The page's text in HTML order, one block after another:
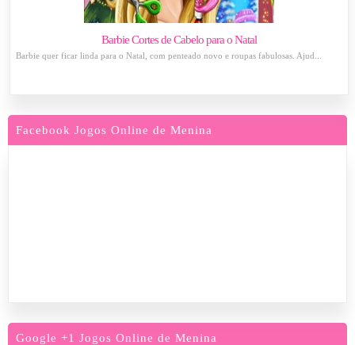
Barbie Cortes de Cabelo para o Natal
Barbie quer ficar linda para o Natal, com penteado novo e roupas fabulosas. Ajud...
Facebook Jogos Online de Menina
Google +1 Jogos Online de Menina